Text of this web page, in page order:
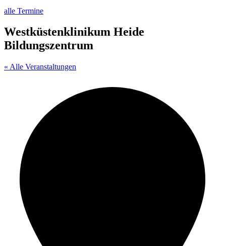
alle Termine
Westküstenklinikum Heide
Bildungszentrum
« Alle Veranstaltungen